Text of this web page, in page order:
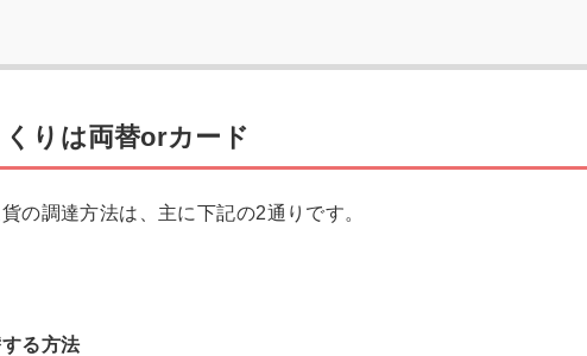
りは両替orカード
の調達方法は、主に下記の2通りです。
る方法